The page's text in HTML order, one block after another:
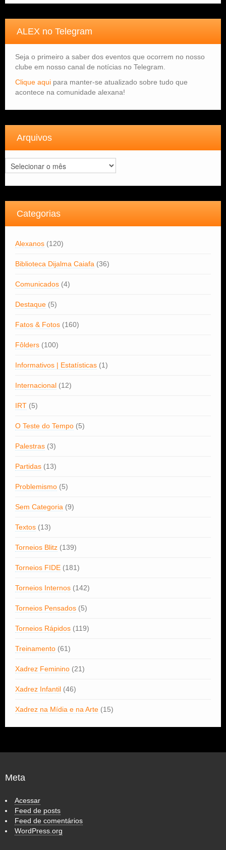
ALEX no Telegram
Seja o primeiro a saber dos eventos que ocorrem no nosso
clube em nosso canal de notícias no Telegram.
Clique aqui para manter-se atualizado sobre tudo que
acontece na comunidade alexana!
Arquivos
Arquivos
Categorias
Alexanos (120)
Biblioteca Dijalma Caiafa (36)
Comunicados (4)
Destaque (5)
Fatos & Fotos (160)
Fôlders (100)
Informativos | Estatísticas (1)
Internacional (12)
IRT (5)
O Teste do Tempo (5)
Palestras (3)
Partidas (13)
Problemismo (5)
Sem Categoria (9)
Textos (13)
Torneios Blitz (139)
Torneios FIDE (181)
Torneios Internos (142)
Torneios Pensados (5)
Torneios Rápidos (119)
Treinamento (61)
Xadrez Feminino (21)
Xadrez Infantil (46)
Xadrez na Mídia e na Arte (15)
Meta
Acessar
Feed de posts
Feed de comentários
WordPress.org